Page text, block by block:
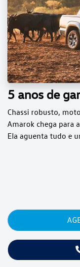
5 anos de
Chassi robusto,
Amarok chega para
Ela aguenta tudo e